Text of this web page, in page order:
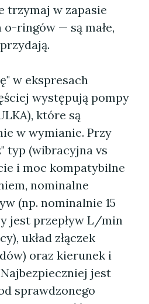
trzymaj w zapasie
ringów — są małe,
w ekspresach
występują pompy
które są
w wymianie. Przy
typ (wibracyjna vs
i moc kompatybilne
nominalne
(np. nominalnie 15
jest przepływ L/min
układ złączek
oraz kierunek i
jest
sprawdzonego